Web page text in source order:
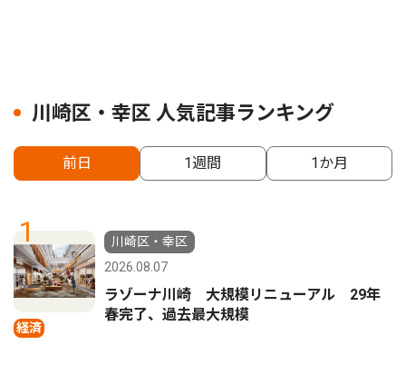
川崎区・幸区 人気記事ランキング
前日 1週間 1か月
1
経済
川崎区・幸区
2026.08.07
ラゾーナ川崎 大規模リニューアル 29年
春完了、過去最大規模